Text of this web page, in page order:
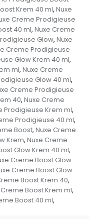
Krem 40 ml, Nuxe
Creme Prodigieuse
40 ml, Nuxe Creme
Glow, Nuxe
Creme Prodigieuse
Glow Krem 40 ml,
ml, Nuxe Creme
Glow 40 ml,
Creme Prodigieuse
40, Nuxe Creme
Prodigieuse Krem ml,
Prodigieuse 40 ml,
Boost, Nuxe Creme
Krem, Nuxe Creme
Glow Krem 40 ml,
Creme Boost Glow
Creme Boost Glow
Boost Krem 40,
Boost Krem ml,
Boost 40 ml,